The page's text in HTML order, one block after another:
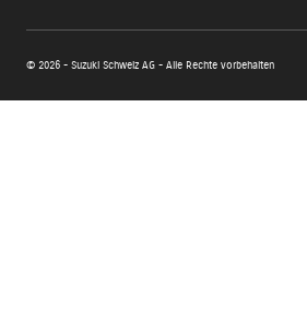
© 2026 - Suzuki Schweiz AG - Alle Rechte vorbehalten